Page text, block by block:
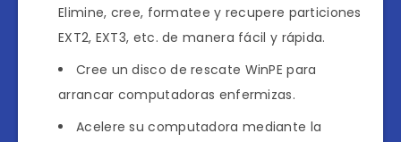
Elimine, cree, formatee y recupere particiones
EXT2, EXT3, etc. de manera fácil y rápida.
Cree un disco de rescate WinPE para
arrancar computadoras enfermizas.
Acelere su computadora mediante la